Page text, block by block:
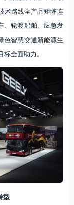
术路线全产品矩阵连
、轮渡船舶、应急发
色智慧交通新能源生
全面助力。
型